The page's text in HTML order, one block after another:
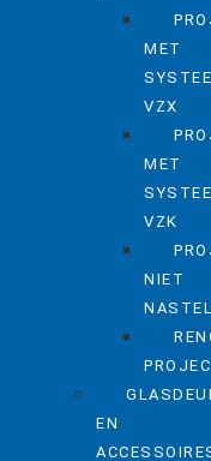
MET
VZX
MET
VZK
NIET
EN